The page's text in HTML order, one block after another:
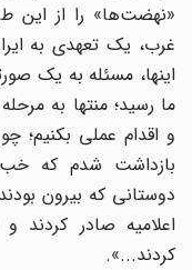
«نهضت‌ها» را از این
غرب، یک تعهدی به
اینها، مسئله به یک
ما رسید؛ منتها به
و اقدام عملی بکنیم؛
بازداشت شدم که خب،
دوستانی که بیرون
اعلامیه صادر کردند
کردند...».